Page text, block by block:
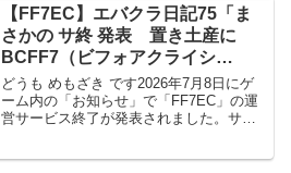
2024年4月8日10:59まで ・イベン...
【FF7EC】エバクラ日記75「ま
さかの サ終 発表 置き土産に
BCFF7（ビフォアクライシ
ス）」
どうも めもざき です2026年7月8日にゲ
ーム内の「お知らせ」で「FF7EC」の運
営サービス終了が発表されました。サー